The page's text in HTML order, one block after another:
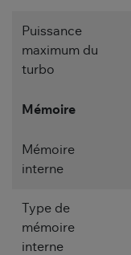
Puissance
maximum du
turbo
Mémoire
Mémoire
interne
Type de
mémoire
interne